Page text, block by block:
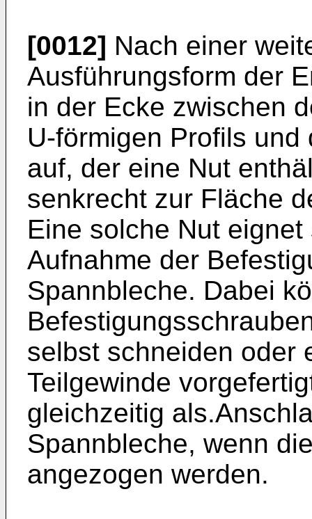
[0012] Nach einer
Ausführungsform der
in der Ecke zwischen
U-förmigen Profils
auf, der eine Nut
senkrecht zur Fläche
Eine solche Nut
Aufnahme der
Spannbleche. Dabei
selbst schneiden oder
Teilgewinde
gleichzeitig
Spannbleche, wenn
angezogen werden.